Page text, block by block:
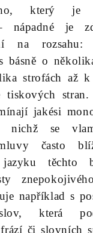
který je
– nápadné je
na
básně o
strofách až
tiskových stran.
jakési
nichž se
často
těchto
například s
která
či slovních